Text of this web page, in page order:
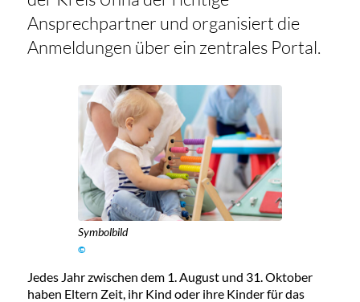
Ansprechpartner und organisiert die
Anmeldungen über ein zentrales Portal.
Symbolbild
©
Jedes Jahr zwischen dem 1. August und 31. Oktober
haben Eltern Zeit, ihr Kind oder ihre Kinder für das